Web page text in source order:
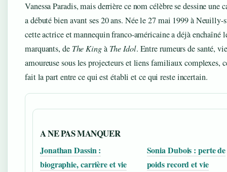
Vanessa Paradis, mais derrière ce nom célèbre se dessine une
a débuté bien avant ses 20 ans. Née le 27 mai 1999 à Neuilly-
cette actrice et mannequin franco-américaine a déjà enchaîné
marquants, de The Kingà The Idol. Entre rumeurs de santé, vie
amoureuse sous les projecteurs et liens familiaux complexes,
fait la part entre ce qui est établi et ce qui reste incertain.
A NE PAS MANQUER
Jonathan Dassin :
biographie, carrière et vie
Sonia Dubois : perte de
poids record et vie